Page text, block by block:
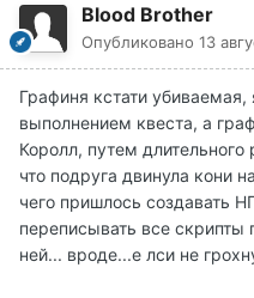
Blood Brother
Опубликовано 13
Графиня кстати
выполнением квеста, а
Королл, путем
что подруга двинула кони
чего пришлось создавать
переписывать все скрипты
ней... вроде...е лси не